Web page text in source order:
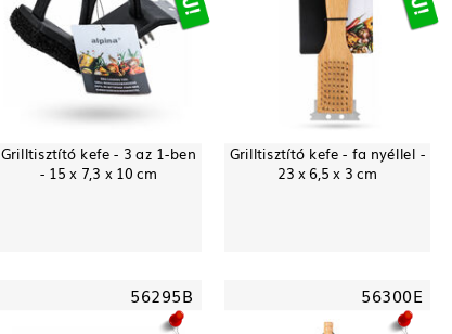
Grilltisztító kefe - 3 az 1-ben
- 15 x 7,3 x 10 cm
Grilltisztító kefe - fa nyéllel -
23 x 6,5 x 3 cm
56295B 56300E